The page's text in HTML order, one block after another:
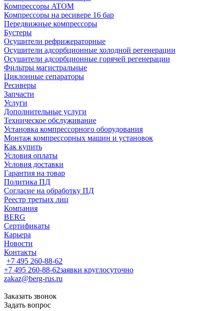
Компрессоры ATOM
Компрессоры на ресивере 16 бар
Передвижные компрессоры
Бустеры
Осушители рефрижераторные
Осушители адсорбционные холодной регенерации
Осушители адсорбционные горячей регенерации
Фильтры магистральные
Циклонные сепараторы
Ресиверы
Запчасти
Услуги
Дополнительные услуги
Техническое обслуживание
Установка компрессорного оборудования
Монтаж компрессорных машин и установок
Как купить
Условия оплаты
Условия доставки
Гарантия на товар
Политика ПД
Согласие на обработку ПД
Реестр третьих лиц
Компания
BERG
Сертификаты
Карьера
Новости
Контакты
+7 495 260-88-62
+7 495 260-88-62заявки круглосуточно
zakaz@berg-rus.ru
Заказать звонок
Задать вопрос